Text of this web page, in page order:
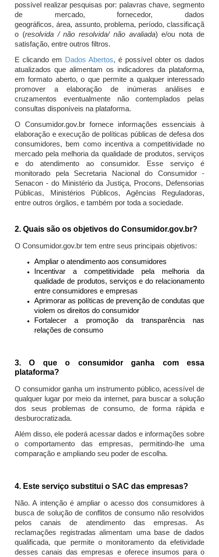
possível realizar pesquisas por: palavras chave, segmento
de mercado, fornecedor, dados
geográficos, área, assunto, problema, período, classificaçã
o (resolvida / não resolvida/ não avaliada) e/ou nota de
satisfação, entre outros filtros.
E clicando em Dados Abertos, é possível obter os dados
atualizados que alimentam os indicadores da plataforma,
em formato aberto, o que permite a qualquer interessado
promover a elaboração de inúmeras análises e
cruzamentos eventualmente não contemplados pelas
consultas disponíveis na plataforma.
O Consumidor.gov.br fornece informações essenciais à
elaboração e execução de políticas públicas de defesa dos
consumidores, bem como incentiva a competitividade no
mercado pela melhoria da qualidade de produtos, serviços
e do atendimento ao consumidor. Esse serviço é
monitorado pela Secretaria Nacional do Consumidor -
Senacon - do Ministério da Justiça, Procons, Defensorias
Públicas, Ministérios Públicos, Agências Reguladoras,
entre outros órgãos, e também por toda a sociedade.
2. Quais são os objetivos do Consumidor.gov.br?
O Consumidor.gov.br tem entre seus principais objetivos:
Ampliar o atendimento aos consumidores
Incentivar a competitividade pela melhoria da
qualidade de produtos, serviços e do relacionamento
entre consumidores e empresas
Aprimorar as políticas de prevenção de condutas que
violem os direitos do consumidor
Fortalecer a promoção da transparência nas
relações de consumo
3. O que o consumidor ganha com essa
plataforma?
O consumidor ganha um instrumento público, acessível de
qualquer lugar por meio da internet, para buscar a solução
dos seus problemas de consumo, de forma rápida e
desburocratizada.
Além disso, ele poderá acessar dados e informações sobre
o comportamento das empresas, permitindo-lhe uma
comparação e ampliando seu poder de escolha.
4. Este serviço substitui o SAC das empresas?
Não. A intenção é ampliar o acesso dos consumidores à
busca de solução de conflitos de consumo não resolvidos
pelos canais de atendimento das empresas. As
reclamações registradas alimentam uma base de dados
qualificada, que permite o monitoramento da efetividade
desses canais das empresas e oferece insumos para o